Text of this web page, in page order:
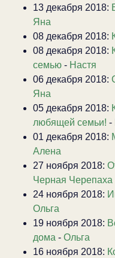
13 декабря 2018:
Яна
08 декабря 2018:
08 декабря 2018:
семью - Настя
06 декабря 2018:
Яна
05 декабря 2018:
любящей семьи! -
01 декабря 2018:
Алена
27 ноября 2018:
Черная Черепаха
24 ноября 2018:
Ольга
19 ноября 2018:
дома - Ольга
16 ноября 2018: